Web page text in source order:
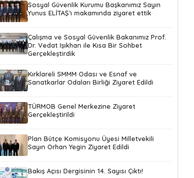
Sosyal Güvenlik Kurumu Başkanımız Sayın
Yunus ELİTAŞ’ı makamında ziyaret ettik
Çalışma ve Sosyal Güvenlik Bakanımız Prof.
Dr. Vedat Işıkhan ile Kısa Bir Sohbet
Gerçekleştirdik
Kırklareli SMMM Odası ve Esnaf ve
Sanatkarlar Odaları Birliği Ziyaret Edildi
TÜRMOB Genel Merkezine Ziyaret
Gerçekleştirildi
Plan Bütçe Komisyonu Üyesi Milletvekili
Sayın Orhan Yegin Ziyaret Edildi
Bakış Açısı Dergisinin 14. Sayısı Çıktı!